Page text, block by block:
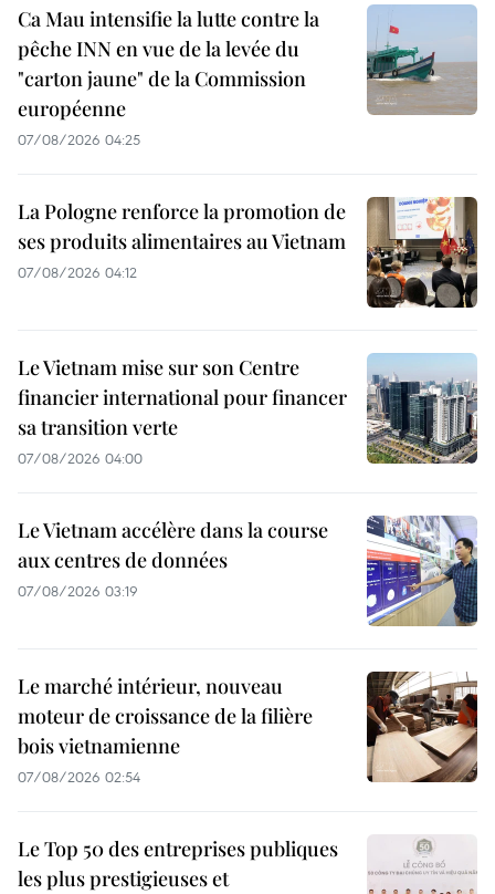
Ca Mau intensifie la lutte contre la
pêche INN en vue de la levée du
"carton jaune" de la Commission
européenne
07/08/2026 04:25
La Pologne renforce la promotion de
ses produits alimentaires au Vietnam
07/08/2026 04:12
Le Vietnam mise sur son Centre
financier international pour financer
sa transition verte
07/08/2026 04:00
Le Vietnam accélère dans la course
aux centres de données
07/08/2026 03:19
Le marché intérieur, nouveau
moteur de croissance de la filière
bois vietnamienne
07/08/2026 02:54
Le Top 50 des entreprises publiques
les plus prestigieuses et